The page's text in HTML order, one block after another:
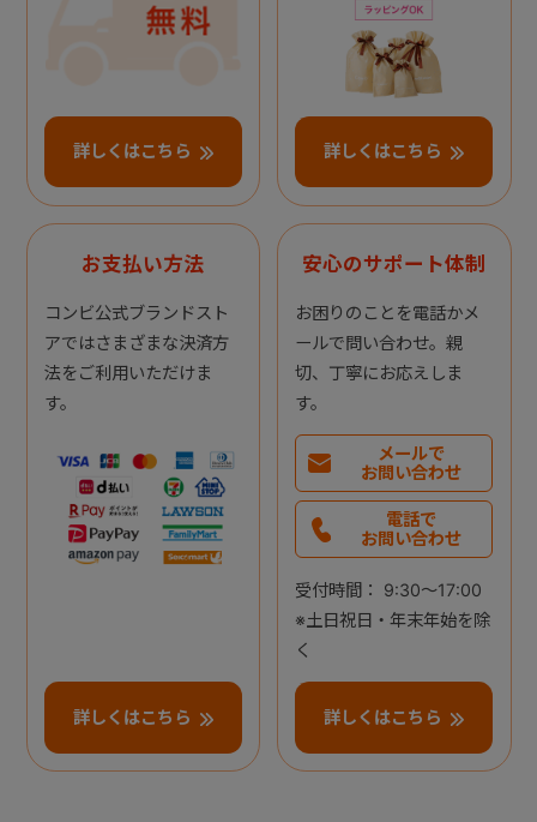
詳しくはこちら 詳しくはこちら
お支払い方法
コンビ公式ブランドスト
アではさまざまな決済方
法をご利用いただけま
す。
詳しくはこちら
安心のサポート体制
お困りのことを電話かメ
ールで問い合わせ。親
切、丁寧にお応えしま
す。
メールで
お問い合わせ
電話で
お問い合わせ
受付時間： 9:30～17:00
※土日祝日・年末年始を除
く
詳しくはこちら